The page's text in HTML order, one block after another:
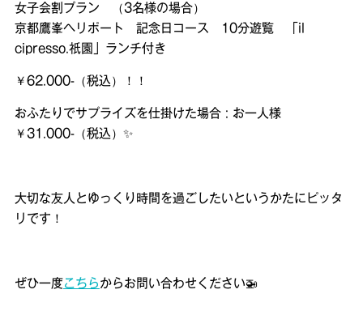
女子会割プラン （3名様の場合）
京都鷹峯ヘリポート 記念日コース 10分遊覧 「il
cipresso.祇園」ランチ付き
￥62.000-（税込）！！
おふたりでサプライズを仕掛けた場合 : お一人様
￥31.000-（税込）✨
大切な友人とゆっくり時間を過ごしたいというかたにピッタ
リです！
ぜひ一度こちら からお問い合わせください🚁